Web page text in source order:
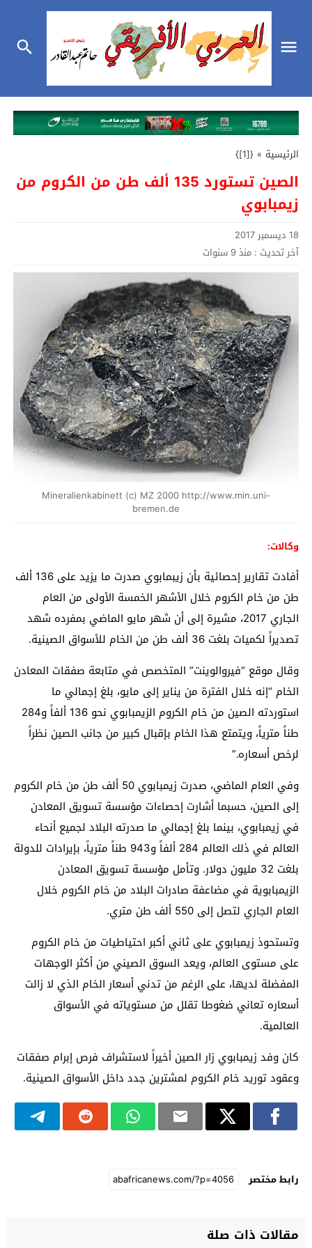
الرئيسية »
{[1]}
الصين تستورد 135 ألف طن من الكروم من
زيمبابوي
18 ديسمبر 2017
آخر تحديث : منذ 9 سنوات
Mineralienkabinett (c) MZ 2000 http://www.min.uni-
bremen.de
وكالات:
أفادت تقارير إحصائية بأن زيبمابوي صدرت ما يزيد على 136 ألف
طن من خام الكروم خلال الأشهر الخمسة الأولى من العام
الجاري 2017، مشيرة إلى أن شهر مايو الماضي بمفرده شهد
تصديراً لكميات بلغت 36 ألف طن من الخام للأسواق الصينية.
وقال موقع “فيروالوينت” المتخصص في متابعة صفقات المعادن
الخام “إنه خلال الفترة من يناير إلى مايو، بلغ إجمالي ما
استوردته الصين من خام الكروم الزيمبابوي نحو 136 ألفاً و284
طناً مترياً، ويتمتع هذا الخام بإقبال كبير من جانب الصين نظراً
لرخص أسعاره.”
وفي العام الماضي، صدرت زيمبابوي 50 ألف طن من خام الكروم
إلى الصين، حسبما أشارت إحصاءات مؤسسة تسويق المعادن
في زيمبابوي، بينما بلغ إجمالي ما صدرته البلاد لجميع أنحاء
العالم في ذلك العالم 284 ألفاً و943 طناً مترياً، بإيرادات للدولة
بلغت 32 مليون دولار. وتأمل مؤسسة تسويق المعادن
الزيمبابوية في مضاعفة صادرات البلاد من خام الكروم خلال
العام الجاري لتصل إلى 550 ألف طن متري.
وتستحوذ زيمبابوي على ثاني أكبر احتياطيات من خام الكروم
على مستوى العالم، ويعد السوق الصيني من أكثر الوجهات
المفضلة لديها، على الرغم من تدني أسعار الخام الذي لا زالت
أسعاره تعاني ضغوطا تقلل من مستوياته في الأسواق
العالمية.
كان وفد زيمبابوي زار الصين أخيراً لاستشراف فرص إبرام صفقات
وعقود توريد خام الكروم لمشترين جدد داخل الأسواق الصينية.
رابط مختصر
مقالات ذات صلة